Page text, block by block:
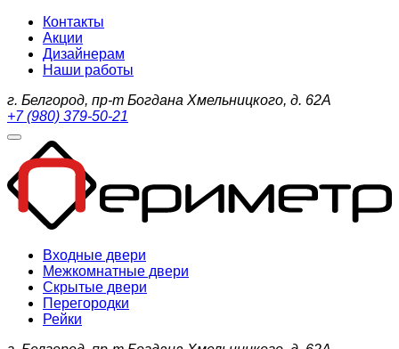
Контакты
Акции
Дизайнерам
Наши работы
г. Белгород, пр-т Богдана Хмельницкого, д. 62А
+7 (980) 379-50-21
Входные двери
Межкомнатные двери
Скрытые двери
Перегородки
Рейки